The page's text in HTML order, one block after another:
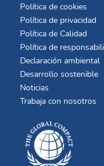
Política de cookies
Política de privacidad
Política de Calidad
Política de
Declaración ambiental
Desarrollo sostenible
Noticias
Trabaja con nosotros